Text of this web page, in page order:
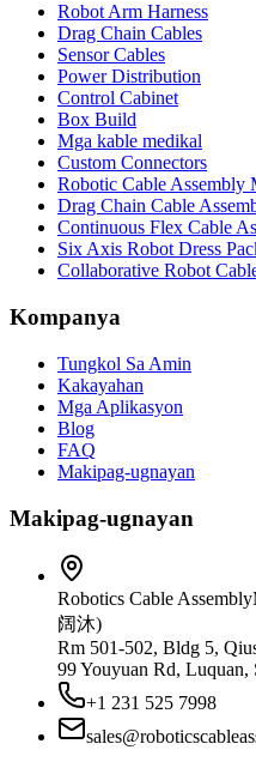
Robot Arm Harness
Drag Chain Cables
Sensor Cables
Power Distribution
Control Cabinet
Box Build
Mga kable medikal
Custom Connectors
Robotic Cable Assembly
Drag Chain Cable
Continuous Flex Cable
Six Axis Robot Dress
Collaborative Robot
Kompanya
Tungkol Sa Amin
Kakayahan
Mga Aplikasyon
Blog
FAQ
Makipag-ugnayan
Makipag-ugnayan
Robotics Cable Assembly
阔沐)
Rm 501-502, Bldg 5,
99 Youyuan Rd, Luquan,
+1 231 525 7998